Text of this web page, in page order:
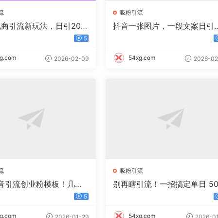
引流新玩法，日引200
5
2026-02-09
吸粉引流
抖音一张图片，一段文案日引
54xg.com 2026-
引流创业粉模板！几分
频，非常暴力，小白直 5
吸粉引流
别再瞎引流！一招搞定单日
54xg.com